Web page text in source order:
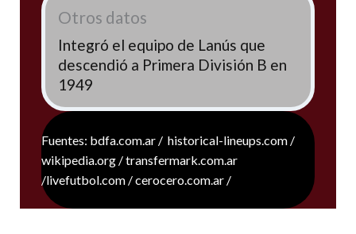
Otros datos
Integró el equipo de Lanús que
descendió a Primera División B en
1949
Fuentes: bdfa.com.ar / historical-lineups.com /
wikipedia.org / transfermark.com.ar
/livefutbol.com / cerocero.com.ar /